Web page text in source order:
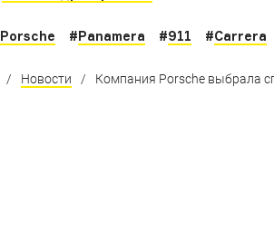
Porsche #Panamera #911 #Carrera
/ Новости / Компания Porsche выбрала